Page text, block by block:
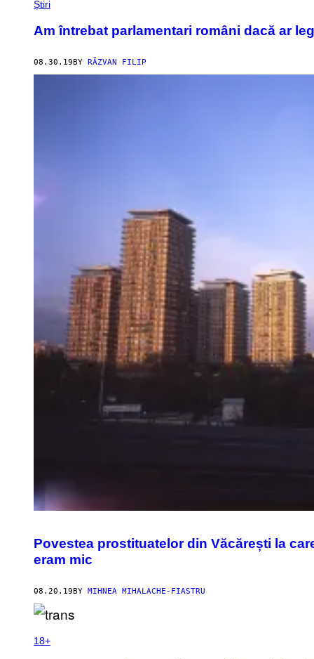
Știri
Am întrebat parlamentari români dacă ar
08.30.19 BY RĂZVAN FILIP
Povestea prostituatelor din Văcărești la
eram mic
08.20.19BY MIHNEA MIHALACHE-FIASTRU
18+